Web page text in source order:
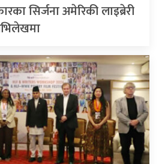
सिर्जना अमेरिकी लाइब्रेरी